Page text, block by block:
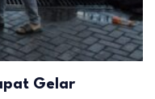
Gelar